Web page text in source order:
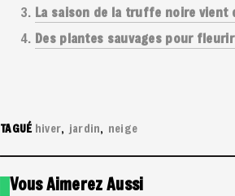
La saison de la truffe noire vient
Des plantes sauvages pour
TAGUÉ hiver jardin neige
Vous Aimerez Aussi